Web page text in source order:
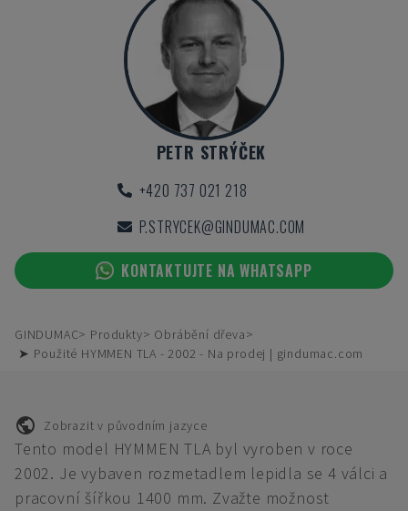
PETR STRÝČEK
+420 737 021 218
P.STRYCEK@GINDUMAC.COM
KONTAKTUJTE NA WHATSAPP
GINDUMAC Produkty
Obrábění dřeva
➤ Použité HYMMEN TLA - 2002 - Na prodej | gindumac.com
Zobrazit v původním jazyce
Tento model HYMMEN TLA byl vyroben v roce
2002. Je vybaven rozmetadlem lepidla se 4 válci a
pracovní šířkou 1400 mm. Zvažte možnost